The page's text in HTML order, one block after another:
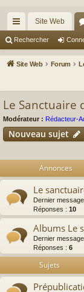
cc
ès
Site Web
u
Rechercher
Site Web Forum
Le Sanctuaire
Modérateur : Rédacteur-
Nouveau sujet
Annonces
Le
Dernier
Réponses : 10
Albums Le
Dernier
Réponses : 6
Sujets